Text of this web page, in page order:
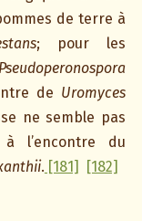
de terre à
; pour les
Pseudoperonospora
de Uromyces
ne semble pas
à l’encontre du
. [181] [182]